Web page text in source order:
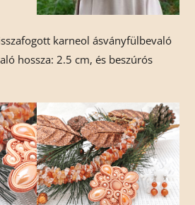
karneol ásványfülbevaló
hossza: 2.5 cm, és beszúrós